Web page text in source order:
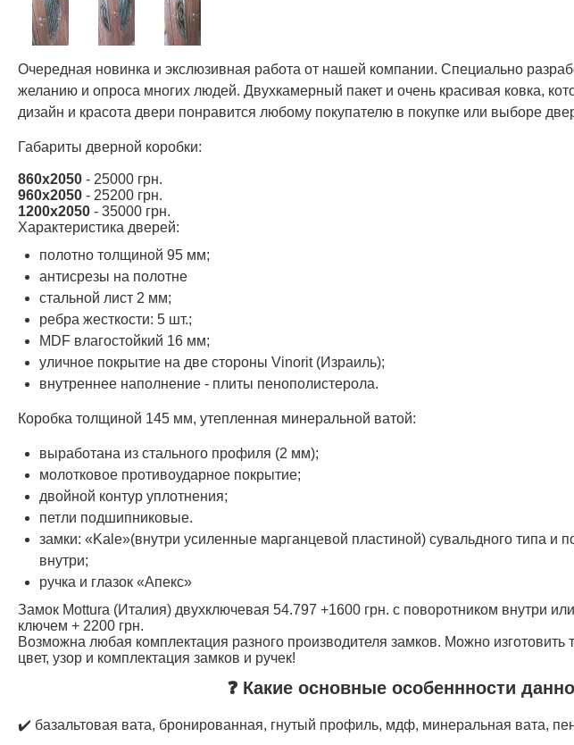
Очередная новинка и экслюзивная работа от нашей компании. Специально
желанию и опроса многих людей. Двухкамерный пакет и очень красивая ковка,
дизайн и красота двери понравится любому покупателю в покупке или выборе
Габариты дверной коробки:
860х2050 - 25000 грн.
960х2050 - 25200 грн.
1200х2050 - 35000 грн.
Характеристика дверей:
полотно толщиной 95 мм;
антисрезы на полотне
стальной лист 2 мм;
ребра жесткости: 5 шт.;
MDF влагостойкий 16 мм;
уличное покрытие на две стороны Vinorit (Израиль);
внутреннее наполнение - плиты пенополистерола.
Коробка толщиной 145 мм, утепленная минеральной ватой:
выработана из стального профиля (2 мм);
молотковое противоударное покрытие;
двойной контур уплотнения;
петли подшипниковые.
замки: «Kale»(внутри усиленные марганцевой пластиной) сувальдного типа и
внутри;
ручка и глазок «Апекс»
Замок Mottura (Италия) двухключевая 54.797 +1600 грн. с поворотником внутри
ключем + 2200 грн.
Возможна любая комплектация разного производителя замков. Можно
цвет, узор и комплектация замков и ручек!
❓ Какие основные особеннности
✔️ базальтовая вата, бронированная, гнутый профиль, мдф, минеральная вата,